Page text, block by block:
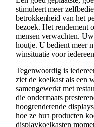
stimuleert meer
betrokkenheid van het
bezoek. Het rendement
mensen verwachten. Uw
houtje. U bedient meer
winsituatie voor iedereen
Tegenwoordig is
ziet de koelkast als een
samengewerkt met
die ondermaats
hoogrenderende
hoe ze hun producten
displaykoelkasten